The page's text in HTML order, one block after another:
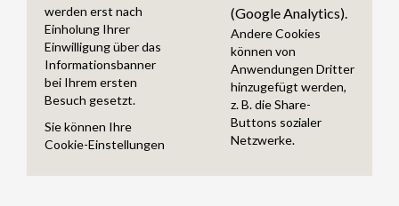
werden erst nach
Einholung Ihrer
Einwilligung über das
Informationsbanner
bei Ihrem ersten
Besuch gesetzt.
Sie können Ihre
Cookie-Einstellungen
(Google Analytics).
Andere Cookies
können von
Anwendungen Dritter
hinzugefügt werden,
z. B. die Share-
Buttons sozialer
Netzwerke.